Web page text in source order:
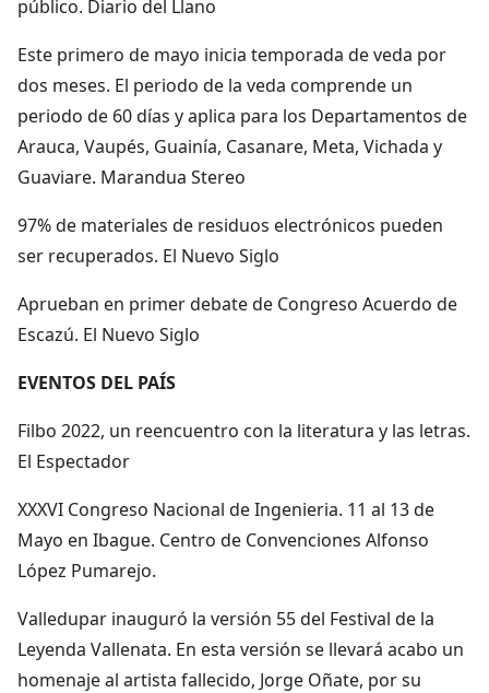
público. Diario del Llano
Este primero de mayo inicia temporada de veda por
dos meses. El periodo de la veda comprende un
periodo de 60 días y aplica para los Departamentos de
Arauca, Vaupés, Guainía, Casanare, Meta, Vichada y
Guaviare. Marandua Stereo
97% de materiales de residuos electrónicos pueden
ser recuperados. El Nuevo Siglo
Aprueban en primer debate de Congreso Acuerdo de
Escazú. El Nuevo Siglo
EVENTOS DEL PAÍS
Filbo 2022, un reencuentro con la literatura y las letras.
El Espectador
XXXVI Congreso Nacional de Ingenieria. 11 al 13 de
Mayo en Ibague. Centro de Convenciones Alfonso
López Pumarejo.
Valledupar inauguró la versión 55 del Festival de la
Leyenda Vallenata. En esta versión se llevará acabo un
homenaje al artista fallecido, Jorge Oñate, por su